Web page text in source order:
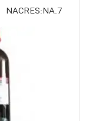
NACRES:NA.7